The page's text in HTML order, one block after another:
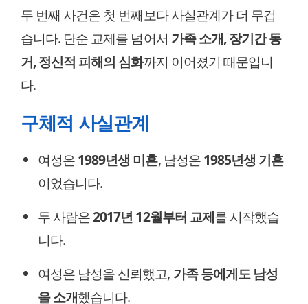
두 번째 사건은 첫 번째보다 사실관계가 더 무겁
습니다. 단순 교제를 넘어서 가족 소개, 장기간 동
거, 정신적 피해의 심화까지 이어졌기 때문입니
다.
구체적 사실관계
여성은1989년생 미혼, 남성은1985년생 기혼
이었습니다.
두 사람은2017년 12월부터 교제를 시작했습
니다.
여성은 남성을 신뢰했고, 가족 등에게도 남성
을 소개했습니다.